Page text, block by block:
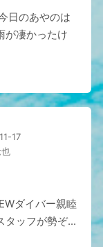
日のあやのは
が凄かったけ
17
ダイバー親睦
タッフが勢ぞ...